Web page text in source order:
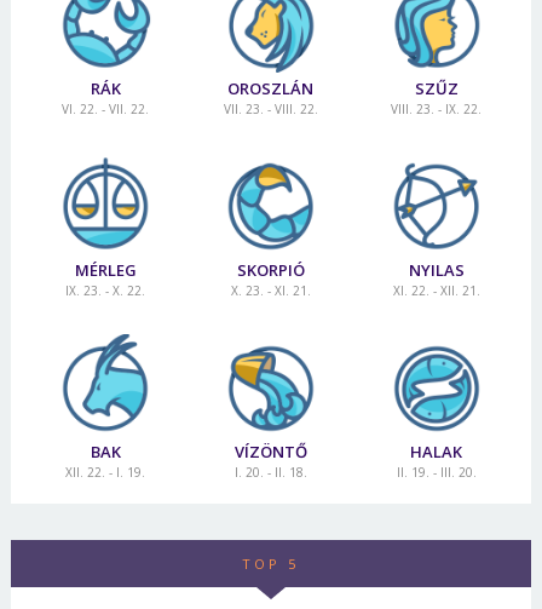
RÁK
VI. 22. - VII. 22.
OROSZLÁN
VII. 23. - VIII. 22.
SZŰZ
VIII. 23. - IX. 22.
MÉRLEG
IX. 23. - X. 22.
SKORPIÓ
X. 23. - XI. 21.
NYILAS
XI. 22. - XII. 21.
BAK
XII. 22. - I. 19.
VÍZÖNTŐ
I. 20. - II. 18.
HALAK
II. 19. - III. 20.
TOP 5